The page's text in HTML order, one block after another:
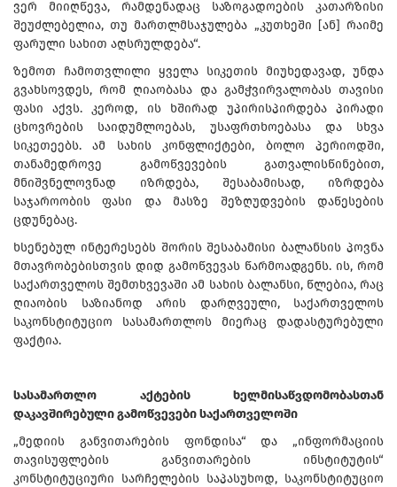
ვერ მიიღწევა, რამდენადაც საზოგადოების კათარზისი
შეუძლებელია, თუ მართლმსაჯულება „კუთხეში [ან] რაიმე
ფარული სახით აღსრულდება“.
ზემოთ ჩამოთვლილი ყველა სიკეთის მიუხედავად, უნდა
გვახსოვდეს, რომ ღიაობასა და გამჭვირვალობას თავისი
ფასი აქვს. კეროდ, ის ხშირად უპირისპირდება პირადი
ცხოვრების საიდუმლოებას, უსაფრთხოებასა და სხვა
სიკეთეებს. ამ სახის კონფლიქტები, ბოლო პერიოდში,
თანამედროვე გამოწვევების გათვალისწინებით,
მნიშვნელოვნად იზრდება, შესაბამისად, იზრდება
საჯაროობის ფასი და მასზე შეზღუდვების დაწესების
ცდუნებაც.
ხსენებულ ინტერესებს შორის შესაბამისი ბალანსის პოვნა
მთავრობებისთვის დიდ გამოწვევას წარმოადგენს. ის, რომ
საქართველოს შემთხვევაში ამ სახის ბალანსი, წლებია, რაც
ღიაობის საზიანოდ არის დარღვეული, საქართველოს
საკონსტიტუციო სასამართლოს მიერაც დადასტურებული
ფაქტია.
სასამართლო აქტების ხელმისაწვდომობასთან
დაკავშირებული გამოწვევები საქართველოში
„მედიის განვითარების ფონდისა“ და „ინფორმაციის
თავისუფლების განვითარების ინსტიტუტის“
კონსტიტუციური სარჩელების საპასუხოდ, საკონსტიტუციო